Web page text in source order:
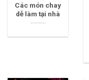
Các món chay
dễ làm tại nhà